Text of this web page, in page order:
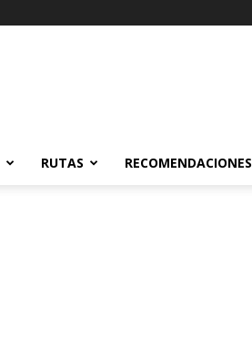
RUTAS RECOMENDACIONES